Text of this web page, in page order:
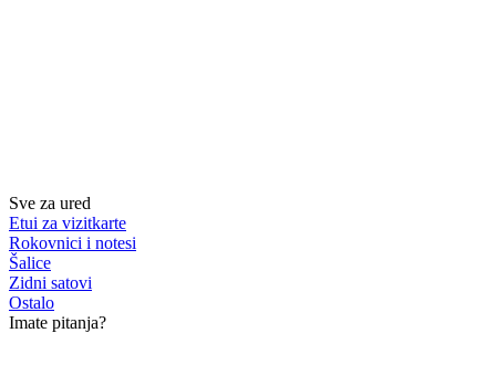
Sve za ured
Etui za vizitkarte
Rokovnici i notesi
Šalice
Zidni satovi
Ostalo
Imate pitanja?